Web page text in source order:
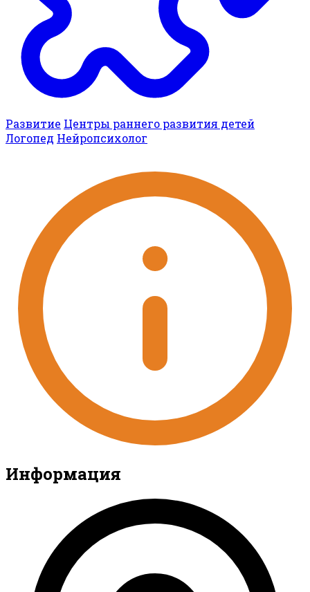
Развитие Центры раннего развития детей
Логопед Нейропсихолог
Информация